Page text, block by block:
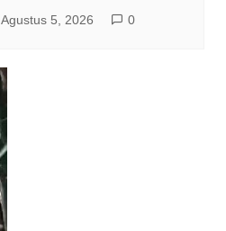
Agustus 5, 2026 0